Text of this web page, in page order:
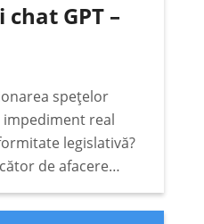
chat GPT –
spețelor
impediment real
legislativă?
de afacere
mai bune soluții
digitală și